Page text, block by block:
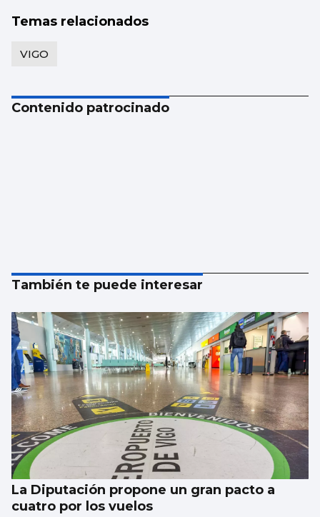
Temas relacionados
VIGO
Contenido patrocinado
También te puede interesar
La Diputación propone un gran pacto a
cuatro por los vuelos